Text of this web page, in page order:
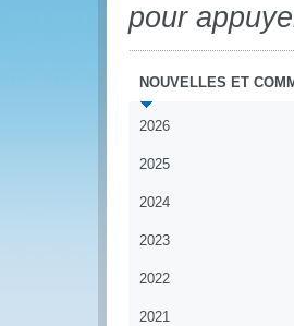
pour
NOUVELLES ET
2026
2025
2024
2023
2022
2021